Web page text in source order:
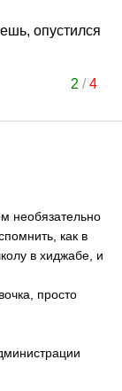
опустился
2 /4
необязательно
как в
в хиджабе, и
просто